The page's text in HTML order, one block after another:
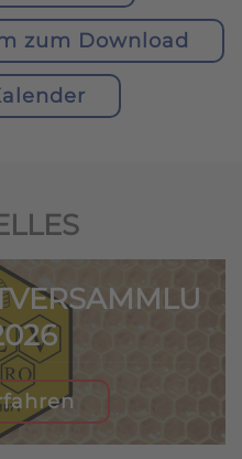
zum Download